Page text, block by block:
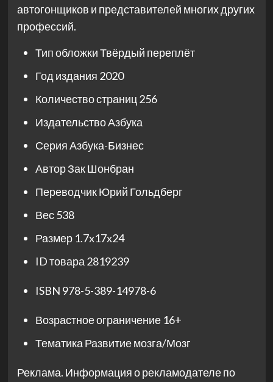
автогонщиков и представителей многих других
профессий.
Тип обложкиТвёрдый переплёт
Год издания 2020
Количество страниц256
ИздательствоАзбука
СерияАзбука-Бизнес
АвторЗак Шонбран
ПереводчикЮрий Гольдберг
Вес538
Размер 1.7x17x24
ID товара 2819239
ISBN 978-5-389-14978-6
Возрастное ограничение 16+
Тематика Развитие мозга/Мозг
Реклама. Информация о рекламодателе по